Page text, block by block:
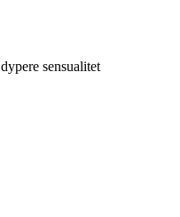
sensualitet